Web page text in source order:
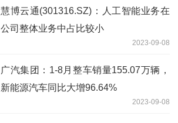
慧博云通(301316.SZ)：人工智能业务在
公司整体业务中占比较小
2023-09-08
广汽集团：1-8月整车销量155.07万辆，
新能源汽车同比大增96.64%
2023-09-08